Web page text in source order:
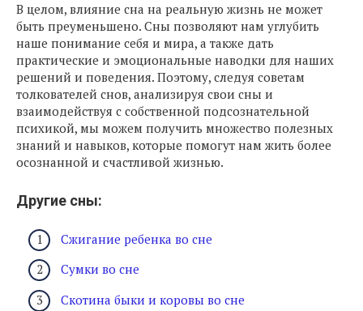
В целом, влияние сна на реальную жизнь не может
быть преуменьшено. Сны позволяют нам углубить
наше понимание себя и мира, а также дать
практические и эмоциональные наводки для наших
решений и поведения. Поэтому, следуя советам
толкователей снов, анализируя свои сны и
взаимодействуя с собственной подсознательной
психикой, мы можем получить множество полезных
знаний и навыков, которые помогут нам жить более
осознанной и счастливой жизнью.
Другие сны:
Сжигание ребенка во сне
Сумки во сне
Скотина быки и коровы во сне